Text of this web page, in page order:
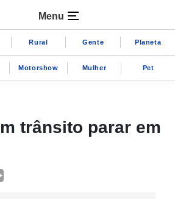
Menu
Rural Gente Planeta
Motorshow Mulher Pet
trânsito parar em